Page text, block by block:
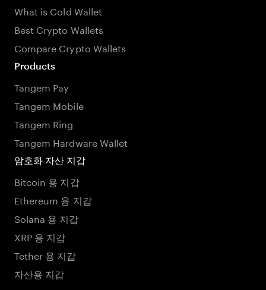
What is Cold Wallet
Best Crypto Wallets
Compare Crypto Wallets
Products
Tangem Pay
Tangem Mobile
Tangem Ring
Tangem Hardware Wallet
암호화 자산 지갑
Bitcoin 용 지갑
Ethereum 용 지갑
Solana 용 지갑
XRP 용 지갑
Tether 용 지갑
자산용 지갑